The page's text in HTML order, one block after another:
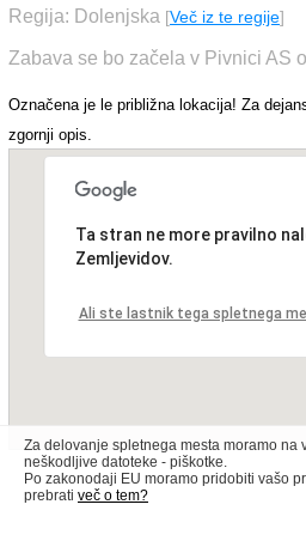
Regija: Dolenjska [Več iz te regije]
Zabava se bo začela v Pivnici AS
Označena je le približna lokacija! Za
zgornji opis.
Ta stran ne more pravilno
Zemljevidov.
Ali ste lastnik tega spletnega
Za delovanje spletnega mesta moramo na
neškodljive datoteke - piškotke.
Po zakonodaji EU moramo pridobiti vašo
prebrati več o tem?